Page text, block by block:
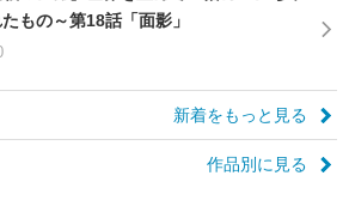
もの～第18話「面影」
新着をもっと見る
作品別に見る